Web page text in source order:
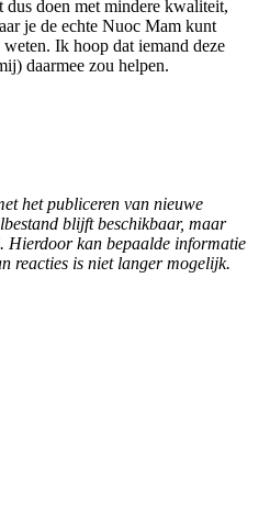
doen met mindere kwaliteit,
je de echte Nuoc Mam kunt
Ik hoop dat iemand deze
daarmee zou helpen.
het publiceren van nieuwe
blijft beschikbaar, maar
Hierdoor kan bepaalde informatie
reacties is niet langer mogelijk.